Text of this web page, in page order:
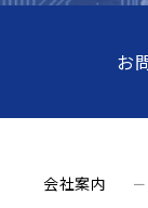
お
会社案内